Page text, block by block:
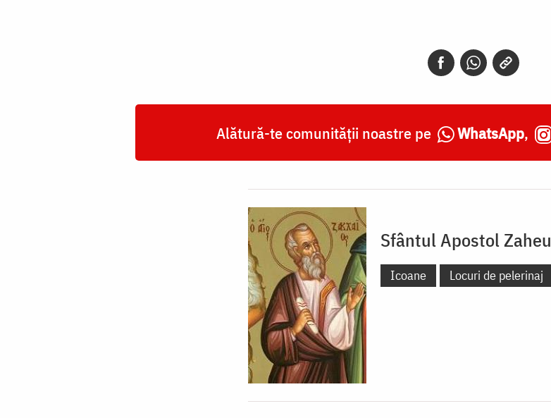
Alătură-te comunității noastre pe WhatsApp,
Sfântul Apostol Zaheu
Icoane Locuri de pelerinaj